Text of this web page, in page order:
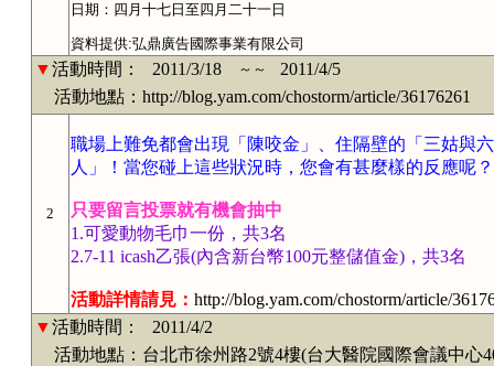
日期： 四月十七日 至 四月二十一日
資料提供:弘鼎廣告國際事業有限公司
▼活動時間： 2011/3/18 ～～
2011/4/5
活動地點：http://blog.yam.com/chostorm/article/36176261
2
職場上難免都會出現「陳咬金」、住隔壁的「三姑與
人」！當您碰上這些狀況時，您會有甚麼樣的反應呢？
只要留言投票就有機會抽中
1.可愛動物毛巾一份，共3名
2.7-11 icash乙張(內含新台幣100元整儲值金)，共3名
活動詳情請見： http://blog.yam.com/chostorm/article/
▼活動時間：
2011/4/2
活動地點：台北市徐州路2號4樓(台大醫院國際會議中心